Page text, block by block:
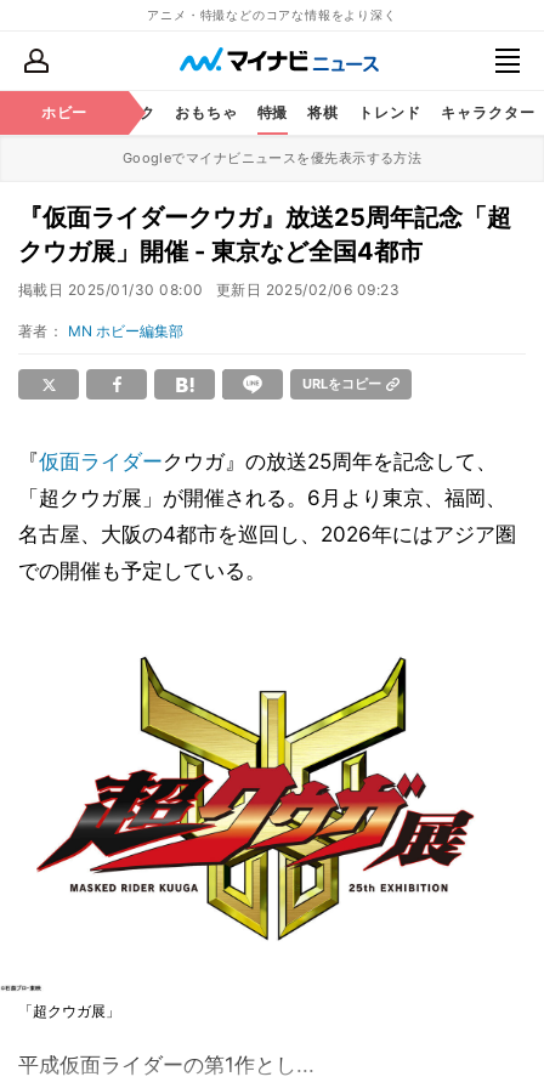
アニメ・特撮などのコアな情報をより深く
ホビー
鉄道 コミック おもちゃ 特撮 将棋 トレンド キャラクター
Googleでマイナビニュースを優先表示する方法
『仮面ライダークウガ』放送25周年記念「超
クウガ展」開催 - 東京など全国4都市
掲載日 2025/01/30 08:00 更新日 2025/02/06 09:23
著者： MN ホビー編集部
URLをコピー
『仮面ライダークウガ』の放送25周年を記念して、
「超クウガ展」が開催される。6月より東京、福岡、
名古屋、大阪の4都市を巡回し、2026年にはアジア圏
での開催も予定している。
「超クウガ展」
平成仮面ライダーの第1作とし...